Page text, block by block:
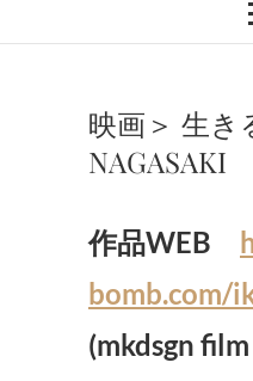
映画＞ 生き
NAGASAKI
作品WEB
bomb.com/
(mkdsgn